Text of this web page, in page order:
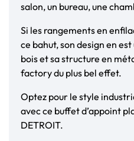
salon, un bureau, une
Si les rangements en
ce bahut, son design en
bois et sa structure en
factory du plus bel effet.
Optez pour le style
avec ce buffet d’appoint
DETROIT.